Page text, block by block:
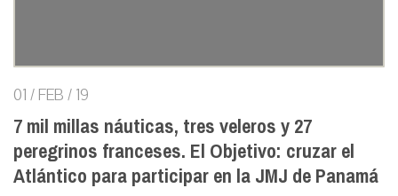
01 / FEB / 19
7 mil millas náuticas, tres veleros y 27
peregrinos franceses. El Objetivo: cruzar el
Atlántico para participar en la JMJ de Panamá